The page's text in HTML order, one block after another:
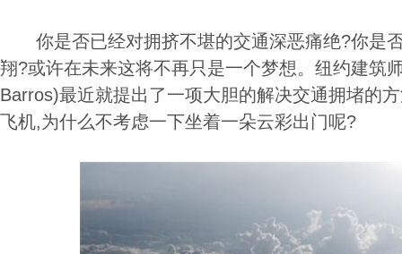
你是否已经对拥挤不堪的交通深恶痛绝?你是
翔?或许在未来这将不再只是一个梦想。纽约建筑
Barros)最近就提出了一项大胆的解决交通拥堵的
飞机,为什么不考虑一下坐着一朵云彩出门呢?